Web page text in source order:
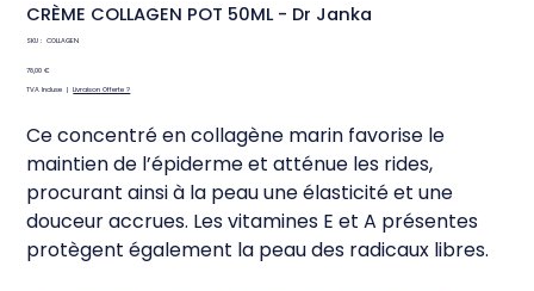
CRÈME COLLAGEN POT 50ML - Dr Janka
SKU : SKU
COLLAGEN
Prix
78,00 €
TVA Incluse | Livraison Offerte ?
Ce concentré en collagène marin favorise le
maintien de l’épiderme et atténue les rides,
procurant ainsi à la peau une élasticité et une
douceur accrues. Les vitamines E et A présentes
protègent également la peau des radicaux libres.